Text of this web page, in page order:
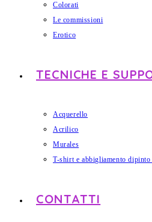
Colorati
Le commissioni
Erotico
TECNICHE E
Acquerello
Acrilico
Murales
T-shirt e abbigliamento dipinto
CONTATTI